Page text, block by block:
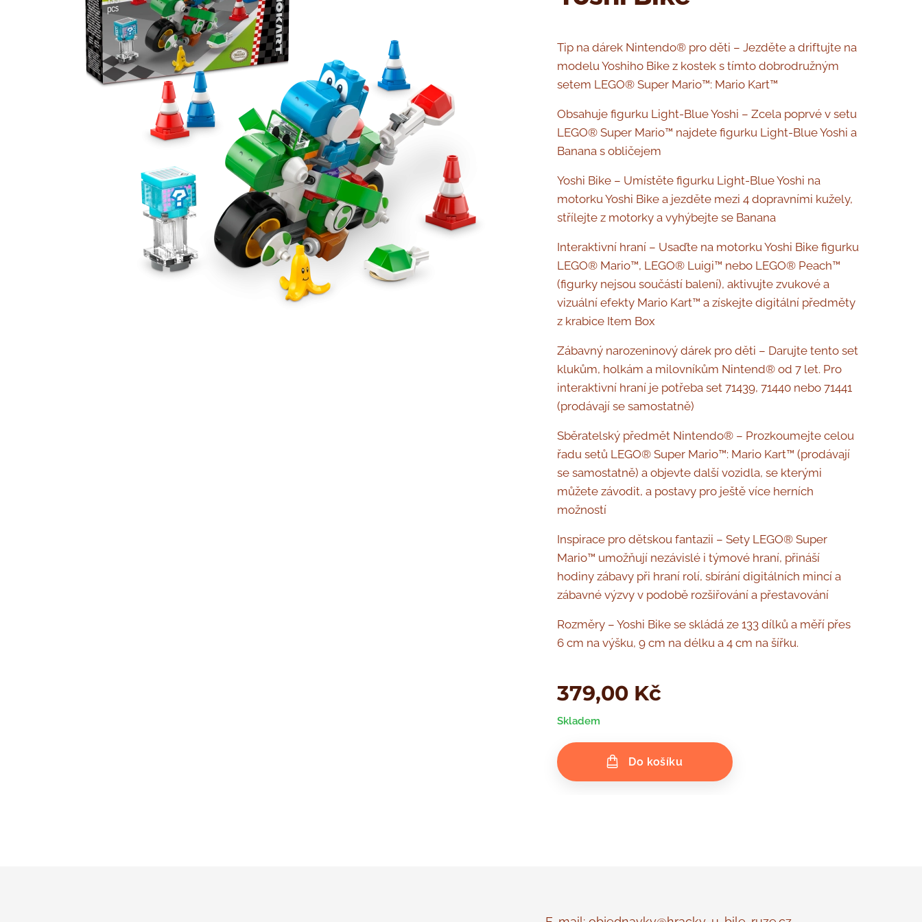
Tip na dárek Nintendo® pro děti – Jezděte a driftujte na
modelu Yoshiho Bike z kostek s tímto dobrodružným
setem LEGO® Super Mario™: Mario Kart™
Obsahuje figurku Light-Blue Yoshi – Zcela poprvé v setu
LEGO® Super Mario™ najdete figurku Light-Blue Yoshi a
Banana s obličejem
Yoshi Bike – Umístěte figurku Light-Blue Yoshi na
motorku Yoshi Bike a jezděte mezi 4 dopravními kužely,
střílejte z motorky a vyhýbejte se Banana
Interaktivní hraní – Usaďte na motorku Yoshi Bike figurku
LEGO® Mario™, LEGO® Luigi™ nebo LEGO® Peach™
(figurky nejsou součástí balení), aktivujte zvukové a
vizuální efekty Mario Kart™ a získejte digitální předměty
z krabice Item Box
Zábavný narozeninový dárek pro děti – Darujte tento set
klukům, holkám a milovníkům Nintend® od 7 let. Pro
interaktivní hraní je potřeba set 71439, 71440 nebo 71441
(prodávají se samostatně)
Sběratelský předmět Nintendo® – Prozkoumejte celou
řadu setů LEGO® Super Mario™: Mario Kart™ (prodávají
se samostatně) a objevte další vozidla, se kterými
můžete závodit, a postavy pro ještě více herních
možností
Inspirace pro dětskou fantazii – Sety LEGO® Super
Mario™ umožňují nezávislé i týmové hraní, přináší
hodiny zábavy při hraní rolí, sbírání digitálních mincí a
zábavné výzvy v podobě rozšiřování a přestavování
Rozměry – Yoshi Bike se skládá ze 133 dílků a měří přes
6 cm na výšku, 9 cm na délku a 4 cm na šířku.
379,00 Kč
Skladem
Do košíku